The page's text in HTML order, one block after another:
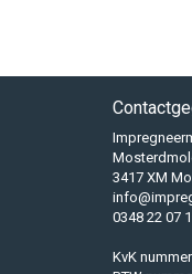
3417 XM
0348 22 07
KvK